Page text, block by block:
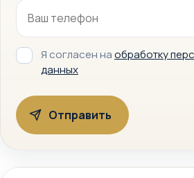
Я согласен наобработку
данных